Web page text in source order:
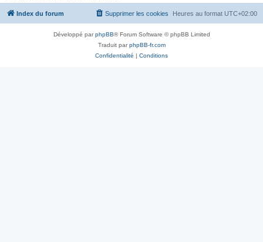
Index du forum Heures au format UTC+02:00
Supprimer les cookies
Développé parphpBB® Forum Software © phpBB Limited
Traduit parphpBB-fr.com
Confidentialité | Conditions